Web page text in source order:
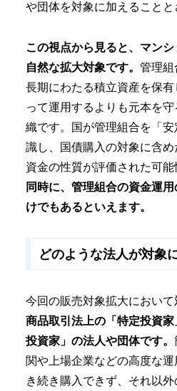
や団体を対象に加えることと
この視点から見ると、マン
自然な拡大対象です。 管理組
長期にわたる積立資産を保
って運用するよりも元本を
織です。国が管理組合を「
識し、国債購入の対象に含
資金の性質が評価された可能
同時に、管理組合の資金運
けでもあるといえます。
どのような法人が対象
今回の販売対象拡大において
商品取引法上の「特定投資
投資家」の法人や団体です。
関や上場企業などの高度な運
き続き購入できず、それ以